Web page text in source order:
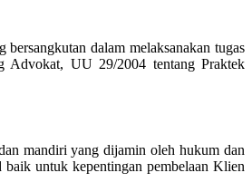
dalam melaksanakan tugas
Advokat, UU 29/2004 tentang Praktek
mandiri yang dijamin oleh hukum dan
baik untuk kepentingan pembelaan Klien